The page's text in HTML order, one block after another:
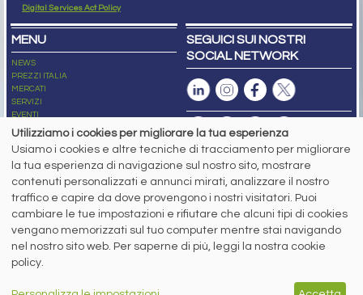
Digital Services Act Policy
MENU
NEWS
PREZZI ITALIA
MERCATI
SERVIZI
EVENTI
ABBONAMENTI
NEWSLETTER
SEGUICI SUI NOSTRI
SOCIAL NETWORK
Capitale Sociale: 190.000€ interamente versato
Registro delle Imprese di Brescia
Codice Fiscale e Partita I.V.A.:IT03562320170
R.E.A. n. 419331
www.siderweb.com: Autorizzazione del Tribunale di Brescia n. 11/2004 del 17
marzo 2004, Iscrizione al R.O.C. n. 26116.
Direttrice Responsabile:
Elisa Bonomelli
Utilizziamo i cookies per migliorare la tua esperienza
Usiamo i cookies e altre tecniche di tracciamento per migliorare
la tua esperienza di navigazione sul nostro sito, mostrare
contenuti personalizzati e annunci mirati, analizzare il nostro
traffico e capire da dove provengono i nostri visitatori. Puoi
cambiare le tue impostazioni e rifiutare che alcuni tipi di cookies
vengano memorizzati sul tuo computer mentre stai navigando
nel nostro sito web. Per saperne di più, leggi la nostra cookie
policy.